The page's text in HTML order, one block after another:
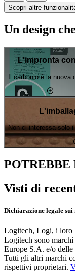
Scopri altre
Un design
L'impronta
Il carbonio è la nuova
Non ci interessa solo
POTREBBE
Visti di
Dichiarazione legale
Logitech, Logi, i loro
Logitech sono
Europe S.A. e/o
Tutti gli altri marchi
rispettivi proprietari.